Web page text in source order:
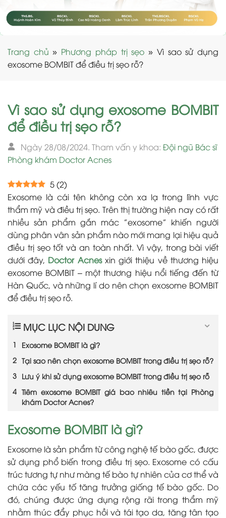
Trang chủ » Phương pháp trị sẹo » Vì sao sử dụng
exosome BOMBIT để điều trị sẹo rỗ?
Vì sao sử dụng exosome BOMBIT
để điều trị sẹo rỗ?
Ngày 28/08/2024. Tham vấn y khoa: Đội ngũ Bác sĩ
Phòng khám Doctor Acnes
5(2)
Exosome là cái tên không còn xa lạ trong lĩnh vực
thẩm mỹ và điều trị sẹo. Trên thị trường hiện nay có rất
nhiều sản phẩm gắn mác ”exosome” khiến người
dùng phân vân sản phẩm nào mới mang lại hiệu quả
điều trị sẹo tốt và an toàn nhất. Vì vậy, trong bài viết
dưới đây, Doctor Acnesxin giới thiệu về thương hiệu
exosome BOMBIT – một thương hiệu nổi tiếng đến từ
Hàn Quốc, và những lí do nên chọn exosome BOMBIT
để điều trị sẹo rỗ.
MỤC LỤC NỘI DUNG
Exosome BOMBIT là gì?
Tại sao nên chọn exosome BOMBIT trong điều trị sẹo rỗ?
Lưu ý khi sử dụng exosome BOMBIT trong điều trị sẹo rỗ
Tiêm exosome BOMBIT giá bao nhiêu tiền tại Phòng
khám Doctor Acnes?
Exosome BOMBIT là gì?
Exosome là sản phẩm từ công nghệ tế bào gốc, được
sử dụng phổ biến trong điều trị sẹo. Exosome có cấu
trúc tương tự như màng tế bào tự nhiên của cơ thể và
chứa các yếu tố tăng trưởng giống tế bào gốc. Do
đó, chúng được ứng dụng rộng rãi trong thẩm mỹ
nhằm thúc đẩy phục hồi và tái tạo da, tăng tân tạo